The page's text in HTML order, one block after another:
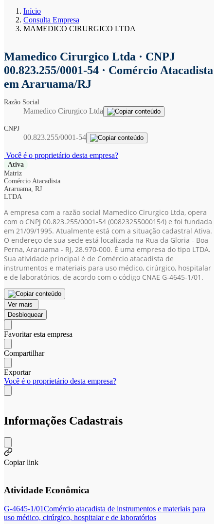
Início
Consulta Empresa
MAMEDICO CIRURGICO LTDA
Mamedico Cirurgico Ltda · CNPJ
00.823.255/0001-54 · Comércio Atacadista
em Araruama/RJ
Razão Social
Mamedico Cirurgico Ltda
CNPJ
00.823.255/0001-54
Você é o proprietário desta empresa?
Ativa
Matriz
Comércio Atacadista
Araruama, RJ
LTDA
A empresa com a razão social Mamedico Cirurgico Ltda, opera
com o CNPJ 00.823.255/0001-54 (00823255000154) e foi fundada
em 21/09/1995. Atualmente está com a situação cadastral Ativa.
O endereço de sua sede está localizada na Rua da Gloria - Boa
Perna, Araruama - RJ, 28.970-000. É uma empresa do tipo LTDA.
Sua atividade principal é de Comércio atacadista de
instrumentos e materiais para uso médico, cirúrgico, hospitalar
e de laboratórios, de acordo com o código CNAE G-4645-1/01.
Ver mais
Desbloquear
Favoritar esta empresa
Compartilhar
Exportar
Você é o proprietário desta empresa?
Informações Cadastrais
Copiar link
Atividade Econômica
G-4645-1/01Comércio atacadista de instrumentos e materiais para
uso médico, cirúrgico, hospitalar e de laboratórios